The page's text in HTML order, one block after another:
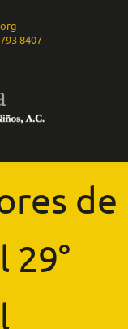
8407
de
29°